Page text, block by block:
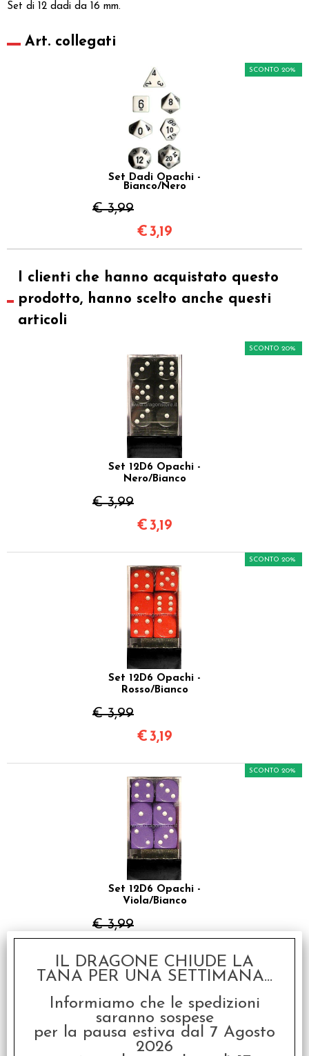
Set di 12 dadi da 16 mm.
Art. collegati
Set Dadi Opachi -
Bianco/Nero
€ 3,99
SCONTO 20%
€3,19
I clienti che hanno acquistato questo
prodotto, hanno scelto anche questi
articoli
Set 12D6 Opachi -
Nero/Bianco
€ 3,99
SCONTO 20%
€3,19
Set 12D6 Opachi -
Rosso/Bianco
€ 3,99
SCONTO 20%
€3,19
Set 12D6 Opachi -
Viola/Bianco
€ 3,99
SCONTO 20%
SCONTO 20%
IL DRAGONE CHIUDE LA
TANA PER UNA SETTIMANA...
Informiamo che le spedizioni
saranno sospese
per la pausa estiva dal 7 Agosto
2026